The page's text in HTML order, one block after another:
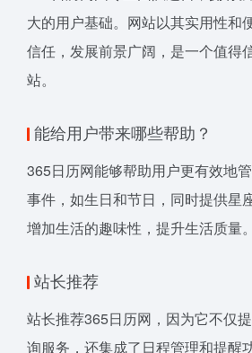
大的用户基础。网站以其实用性和
信任，发展前景广阔，是一个值得
站。
能给用户带来哪些帮助？
365日历网能够帮助用户更有效地
事件，如生日和节日，同时提供星
增加生活的趣味性，提升生活质量。
站长推荐
站长推荐365日历网，因为它不仅
询服务，还集成了日程管理和提醒